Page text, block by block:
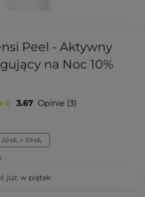
Peel - Aktywny
na Noc 10%
3.67 Opinie 3
AHA + PHA
już: w piątek